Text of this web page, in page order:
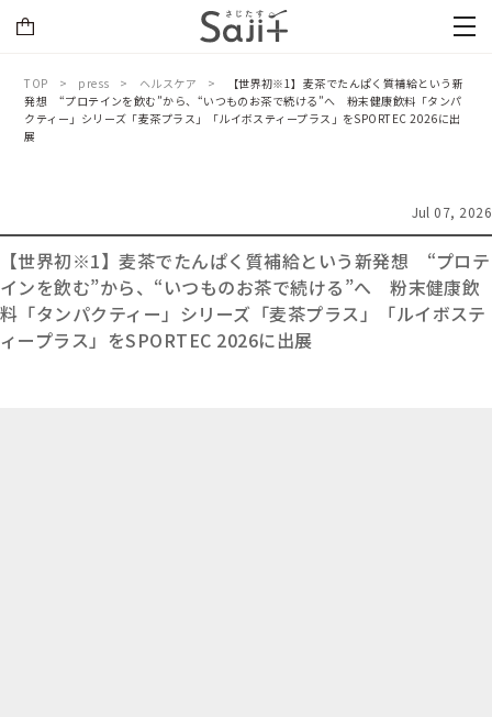
TOP press ヘルスケア
【世界初※1】麦茶でたんぱく質補給という新
発想 “プロテインを飲む”から、“いつものお茶で続ける”へ 粉末健康飲料「タンパ
クティー」シリーズ「麦茶プラス」「ルイボスティープラス」をSPORTEC 2026に出
展
Jul 07, 2026
【世界初※1】麦茶でたんぱく質補給という新発想 “プロテ
インを飲む”から、“いつものお茶で続ける”へ 粉末健康飲
料「タンパクティー」シリーズ「麦茶プラス」「ルイボステ
ィープラス」をSPORTEC 2026に出展